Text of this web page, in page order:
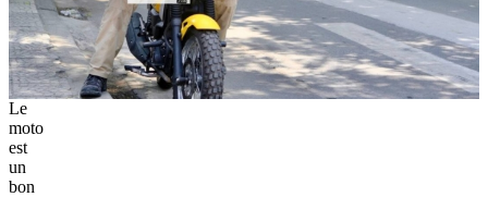
Le
moto
est
un
bon